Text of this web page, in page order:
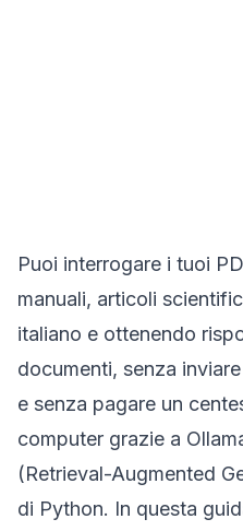
Puoi interrogare i tuoi
manuali, articoli
italiano e ottenendo
documenti, senza
e senza pagare un
computer grazie a
(Retrieval-Augmented
di Python. In questa